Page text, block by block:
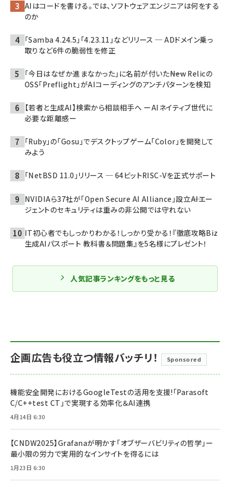
AIはコードを書ける。では、ソフトウェアエンジニアは何をする
のか
「Samba 4.24.5」「4.23.11」などリリース ─ ADドメイン乗っ
取りなど6件の脆弱性を修正
「今日はなぜか進まなかった」に名前が付いた――New Relicの
OSS「Preflight」がAIコーディングのアンチパターンを検知
【若者と生成AI】検索から相談相手へ ーAIネイティブ世代に
必要な距離感ー
「Ruby」の「Gosu」でデスクトップゲーム「Color」を開発して
みよう
「NetBSD 11.0」リリース ─ 64ビットRISC-Vを正式サポート
NVIDIAら37社が「Open Secure AI Alliance」設立――AIエー
ジェントのセキュリティは重みの非公開では守れない
IT初心者でもしっかりわかる！しっかり受かる！『徹底攻略Biz
生成AIパスポート 教科書＆問題集』を5名様にプレゼント！
人気記事ランキングをもっと見る
企画広告も役立つ情報バッチリ！ Sponsored
機能安全開発におけるGoogleTestの活用を支援!「Parasoft
C/C++test CT」で実現する効率化＆AI連携
4月14日 6:30
【CNDW2025】Grafanaが明かす「オブザーバビリティの哲学」ー
最小限の労力で実用的なインサイトを得るには
1月23日 6:30